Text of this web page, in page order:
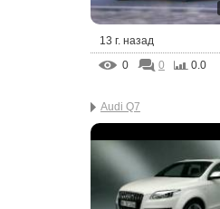
13 г. назад
0
0 0.0
Audi Q7